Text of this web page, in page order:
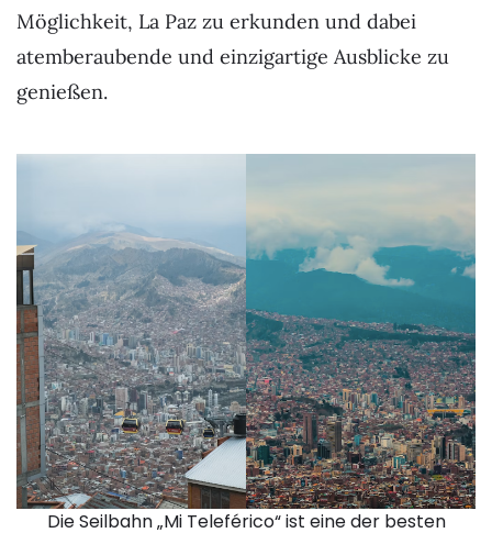
Möglichkeit, La Paz zu erkunden und dabei
atemberaubende und einzigartige Ausblicke zu
genießen.
Die Seilbahn „Mi Teleférico“ ist eine der besten